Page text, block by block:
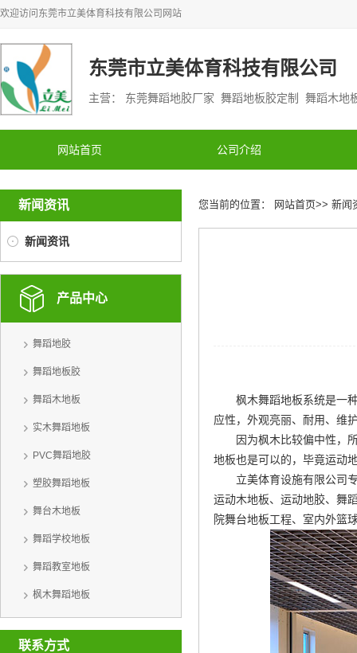
欢迎访问 东莞市立美体育科技有限公司 网站
东莞市立美体育科技有限公司
主营： 东莞舞蹈地胶厂家 舞蹈地板胶定制 舞蹈木
网站首页 公司介绍
新闻资讯
新闻资讯
产品中心
舞蹈地胶
舞蹈地板胶
舞蹈木地板
实木舞蹈地板
PVC舞蹈地胶
塑胶舞蹈地板
舞台木地板
舞蹈学校地板
舞蹈教室地板
枫木舞蹈地板
联系方式
您当前的位置： 网站首页>> 新闻
枫木舞蹈地板系统是一
应性，外观亮丽、耐用、维
因为枫木比较偏中性，
地板也是可以的，毕竟运动
立美体育设施有限公司
运动木地板、运动地胶、舞
院舞台地板工程、室内外篮